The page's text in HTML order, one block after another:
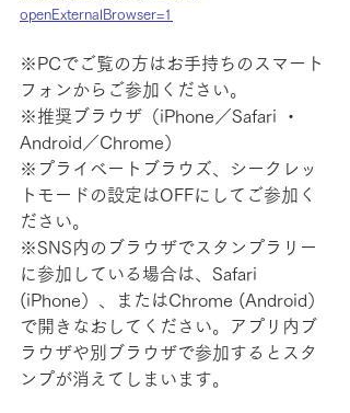
openExternalBrowser=1
※PCでご覧の方はお手持ちのスマート
フォンからご参加ください。
※推奨ブラウザ（iPhone／Safari ・
Android／Chrome）
※プライベートブラウズ、シークレッ
トモードの設定はOFFにしてご参加く
ださい。
※SNS内のブラウザでスタンプラリー
に参加している場合は、Safari
(iPhone）、またはChrome (Android）
で開きなおしてください。アプリ内ブ
ラウザや別ブラウザで参加するとスタ
ンプが消えてしまいます。